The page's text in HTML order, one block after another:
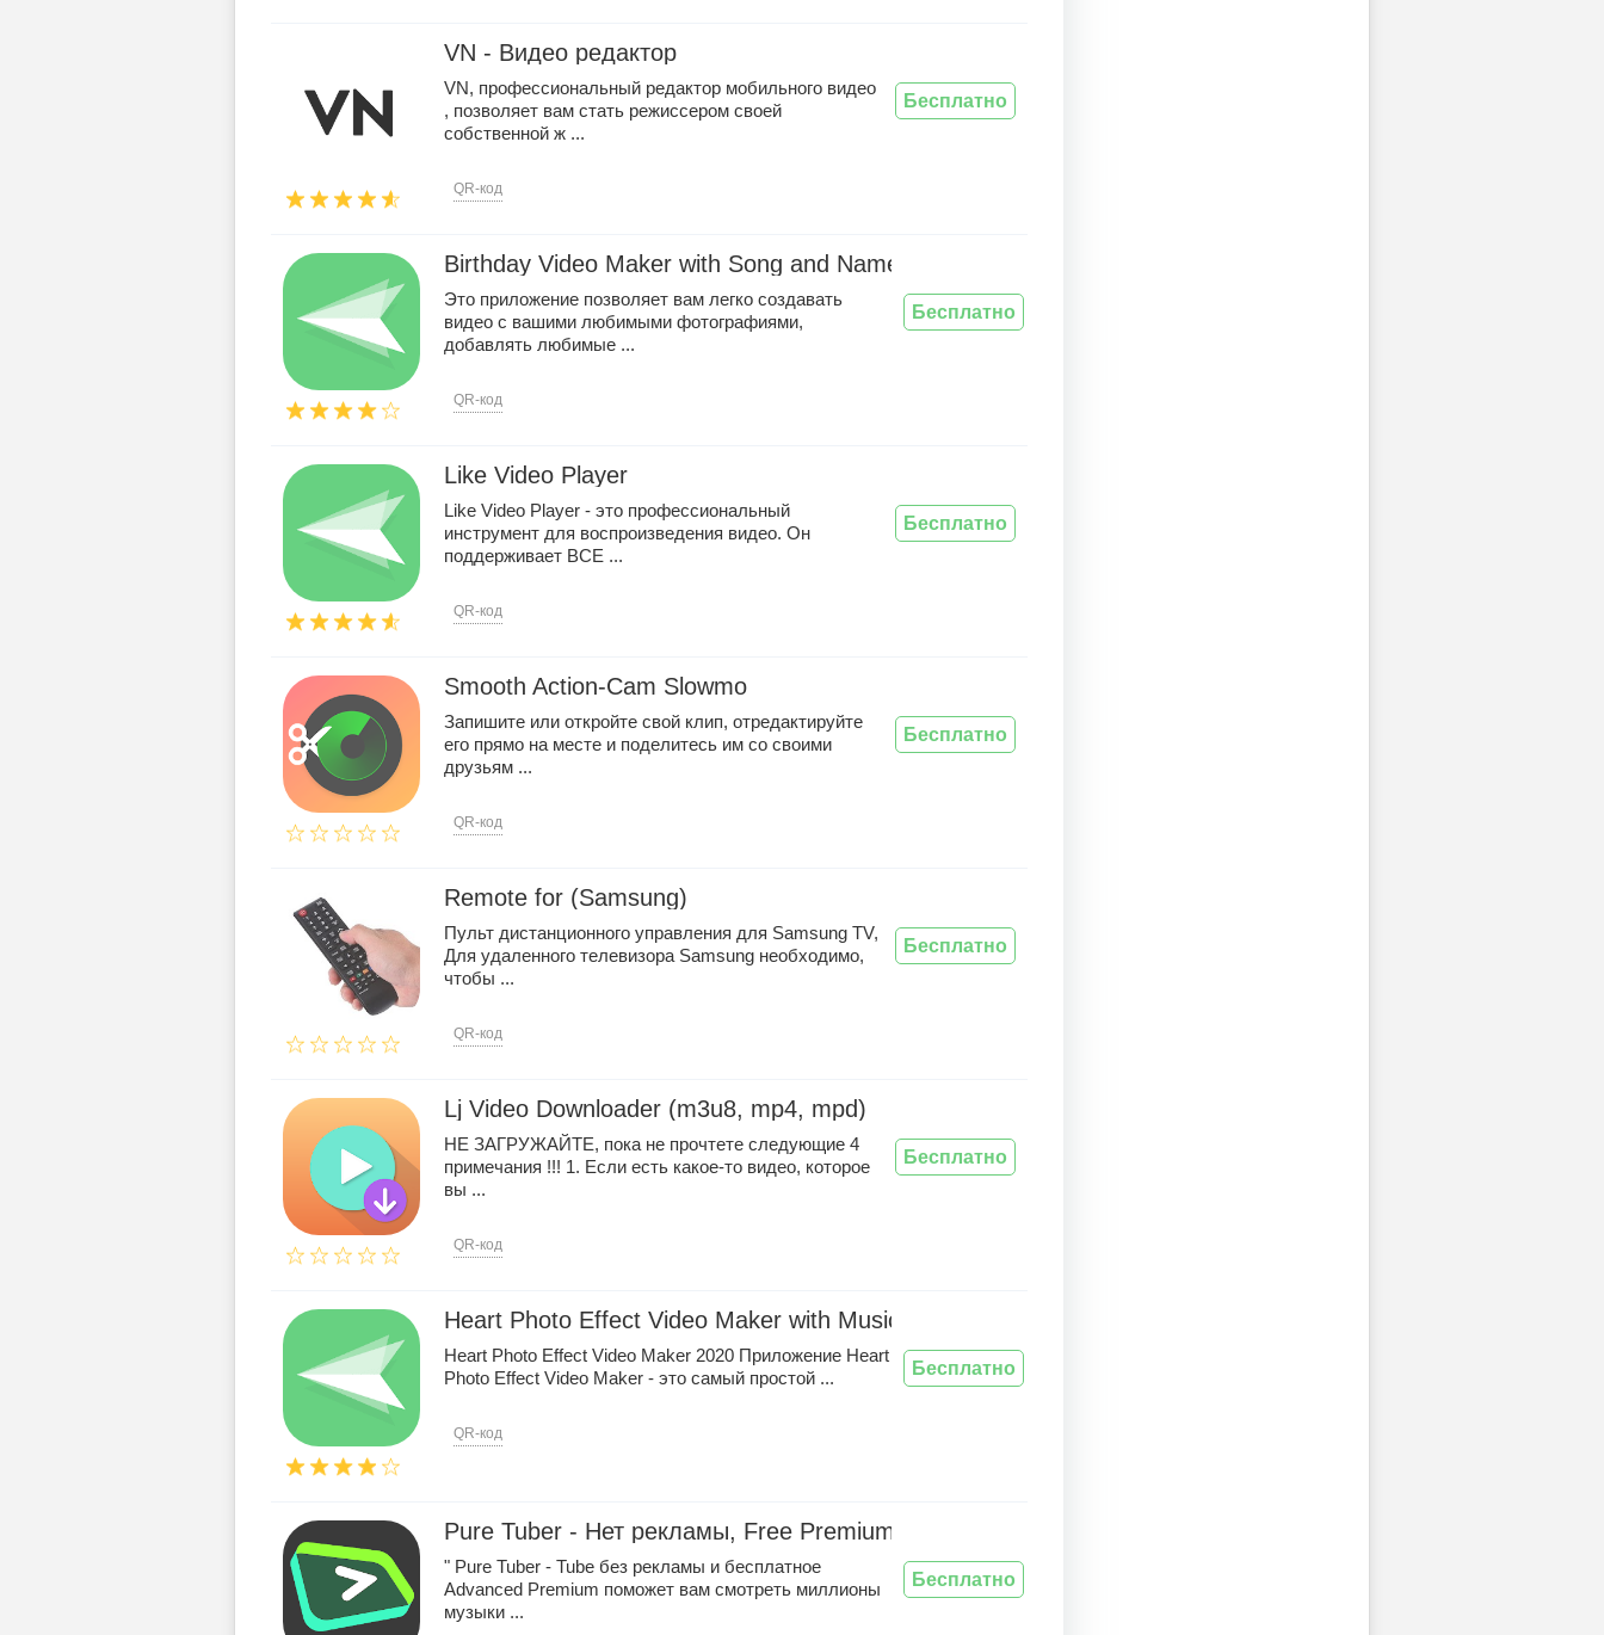
VN - Видео редактор
VN, профессиональный редактор мобильного видео
, позволяет вам стать режиссером своей
собственной ж ...
QR-код
Бесплатно
Birthday Video Maker with Song and Name
Это приложение позволяет вам легко создавать
видео с вашими любимыми фотографиями,
добавлять любимые ...
QR-код
Бесплатно
Like Video Player
Like Video Player - это профессиональный
инструмент для воспроизведения видео. Он
поддерживает ВСЕ ...
QR-код
Бесплатно
Smooth Action-Cam Slowmo
Запишите или откройте свой клип, отредактируйте
его прямо на месте и поделитесь им со своими
друзьям ...
QR-код
Бесплатно
Remote for (Samsung)
Пульт дистанционного управления для Samsung TV,
Для удаленного телевизора Samsung необходимо,
чтобы ...
QR-код
Бесплатно
Lj Video Downloader (m3u8, mp4, mpd)
НЕ ЗАГРУЖАЙТЕ, пока не прочтете следующие 4
примечания !!! 1. Если есть какое-то видео, которое
вы ...
QR-код
Бесплатно
Heart Photo Effect Video Maker with Music
Heart Photo Effect Video Maker 2020 Приложение Heart
Photo Effect Video Maker - это самый простой ...
QR-код
Бесплатно
Pure Tuber - Нет рекламы, Free Premium
" Pure Tuber - Tube без рекламы и бесплатное
Advanced Premium поможет вам смотреть миллионы
музыки ...
Бесплатно